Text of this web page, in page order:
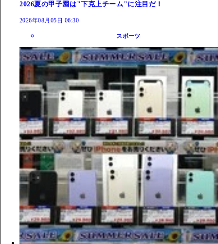
2026夏の甲子園は"下克上チーム"に注目だ！
2026年08月05日 06:30
スポーツ